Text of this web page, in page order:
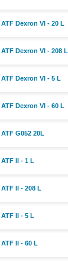
Dexron VI - 20 L
Dexron VI - 208 L
Dexron VI - 5 L
Dexron VI - 60 L
G052 20L
II - 1 L
II - 208 L
II - 5 L
II - 60 L